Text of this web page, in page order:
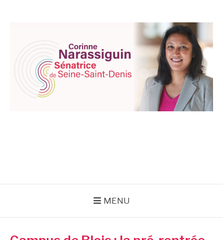
MENU